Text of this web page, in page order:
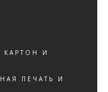
И
ПЕЧАТЬ И